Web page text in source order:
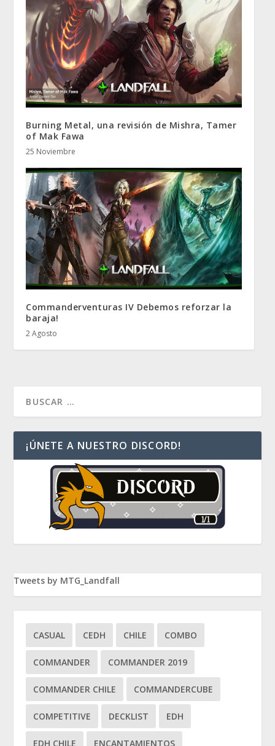
Burning Metal, una revisión de Mishra, Tamer
of Mak Fawa
25 Noviembre
Commanderventuras IV Debemos reforzar la
baraja!
2 Agosto
¡ÚNETE A NUESTRO DISCORD!
Tweets by MTG_Landfall
CASUAL CEDH CHILE COMBO
COMMANDER COMMANDER 2019
COMMANDER CHILE COMMANDERCUBE
COMPETITIVE DECKLIST EDH
EDH CHILE ENCANTAMIENTOS